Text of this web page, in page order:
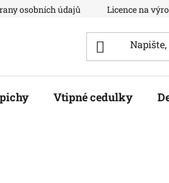
osobních údajů Licence na
Vtipné cedulky